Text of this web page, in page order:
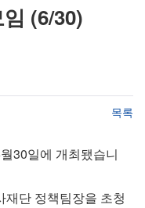
(6/30)
목록
30일에 개최됐습니
단 정책팀장을 초청